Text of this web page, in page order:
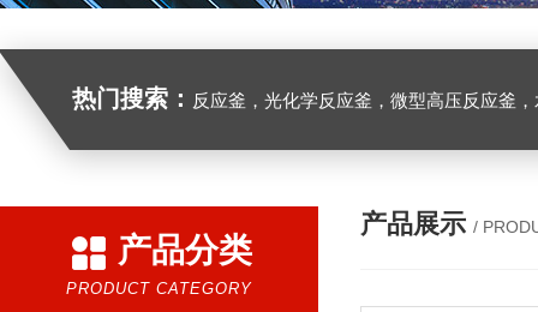
热门搜索： 反应釜，光化学反应釜，微型高压反应釜
产品分类
PRODUCT CATEGORY
产品展示 /